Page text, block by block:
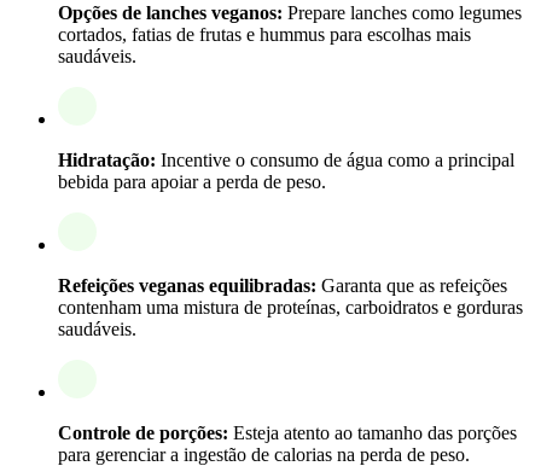
Opções de lanches veganos: Prepare lanches como legumes
cortados, fatias de frutas e hummus para escolhas mais
saudáveis.
Hidratação: Incentive o consumo de água como a principal
bebida para apoiar a perda de peso.
Refeições veganas equilibradas: Garanta que as refeições
contenham uma mistura de proteínas, carboidratos e gorduras
saudáveis.
Controle de porções: Esteja atento ao tamanho das porções
para gerenciar a ingestão de calorias na perda de peso.